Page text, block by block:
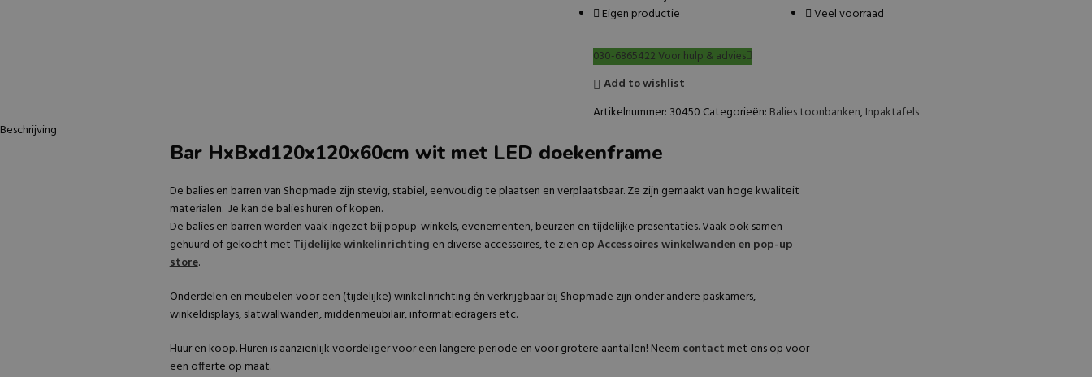
Eigen productie
Veel voorraad
030-6865422 Voor hulp & advies
Add to wishlist
Artikelnummer: 30450 Categorieën: Balies toonbanken,Inpaktafels
Beschrijving
Bar HxBxd120x120x60cm wit met LED doekenframe
De balies en barren van Shopmade zijn stevig, stabiel, eenvoudig te plaatsen en verplaatsbaar. Ze zijn gemaakt van hoge kwaliteit
materialen. Je kan de balies huren of kopen.
De balies en barren worden vaak ingezet bij popup-winkels, evenementen, beurzen en tijdelijke presentaties. Vaak ook samen
gehuurd of gekocht metTijdelijke winkelinrichtingen diverse accessoires, te zien opAccessoires winkelwanden en pop-up
store.
Onderdelen en meubelen voor een (tijdelijke) winkelinrichting én verkrijgbaar bij Shopmade zijn onder andere paskamers,
winkeldisplays, slatwallwanden, middenmeubilair, informatiedragers etc.
Huur en koop. Huren is aanzienlijk voordeliger voor een langere periode en voor grotere aantallen! Neemcontactmet ons op voor
een offerte op maat.